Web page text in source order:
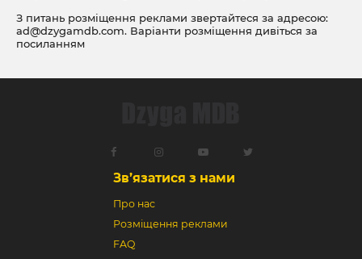
З питань розміщення реклами звертайтеся за адресою:
ad@dzygamdb.com. Варіанти розміщення дивіться за
посиланням
Зв’язатися з нами
Про нас
Розміщення реклами
FAQ